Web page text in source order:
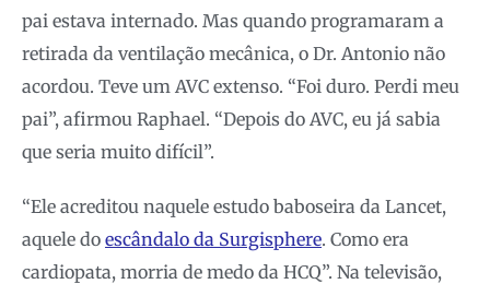
pai estava internado. Mas quando programaram a
retirada da ventilação mecânica, o Dr. Antonio não
acordou. Teve um AVC extenso. “Foi duro. Perdi meu
pai”, afirmou Raphael. “Depois do AVC, eu já sabia
que seria muito difícil”.
“Ele acreditou naquele estudo baboseira da Lancet,
aquele do escândalo da Surgisphere. Como era
cardiopata, morria de medo da HCQ”. Na televisão,